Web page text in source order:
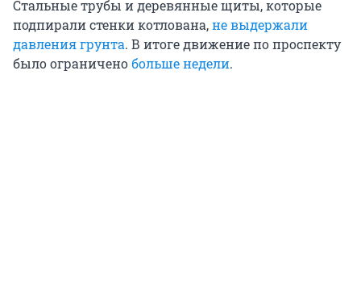
Стальные трубы и деревянные щиты, которые
подпирали стенки котлована,не выдержали
давления грунта. В итоге движение по проспекту
было ограниченобольше недели.